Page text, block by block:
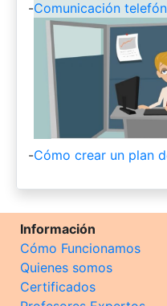
-Comunicación
-Cómo crear un plan
Información
Cómo Funcionamos
Quienes somos
Certificados